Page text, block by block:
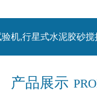
产品展示